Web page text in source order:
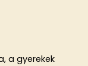
a gyerekek